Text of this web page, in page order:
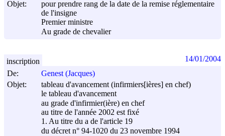
Objet:
pour prendre rang de la date de la remise réglementaire
de l'insigne
Premier ministre
Au grade de chevalier
De:
Genest (Jacques)
Objet:
tableau d'avancement (infirmiers[ières] en chef)
le tableau d'avancement
au grade d'infirmier(ière) en chef
au titre de l'année 2002 est fixé
1. Au titre du a de l'article 19
du décret n° 94-1020 du 23 novembre 1994
inscription 14/01/2004